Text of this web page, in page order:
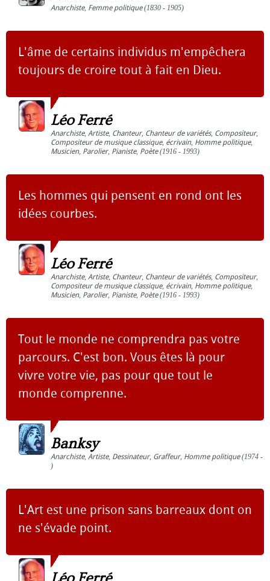
Anarchiste, Femme politique(1830 - 1905)
L'âme de certains individus m'empêchera
toujours de croire tout à fait en Dieu.
Léo Ferré
Anarchiste, Artiste, Chanteur, Chanteur de variétés, Compositeur,
Compositeur de musique classique, écrivain, Homme politique,
Musicien, Parolier, Pianiste, Poète(1916 - 1993)
Les hommes qui pensent en rond ont les
idées courbes.
Léo Ferré
Anarchiste, Artiste, Chanteur, Chanteur de variétés, Compositeur,
Compositeur de musique classique, écrivain, Homme politique,
Musicien, Parolier, Pianiste, Poète(1916 - 1993)
Tout le monde ne comprendra pas votre
parcours. C'est bon. Vous êtes là pour
vivre votre vie, pas pour que tout le
monde comprenne.
Banksy
Anarchiste, Artiste, Dessinateur, Graffeur, Homme politique(1974 -
)
L'Art est une prison sans barreaux dont on
ne s'évade point.